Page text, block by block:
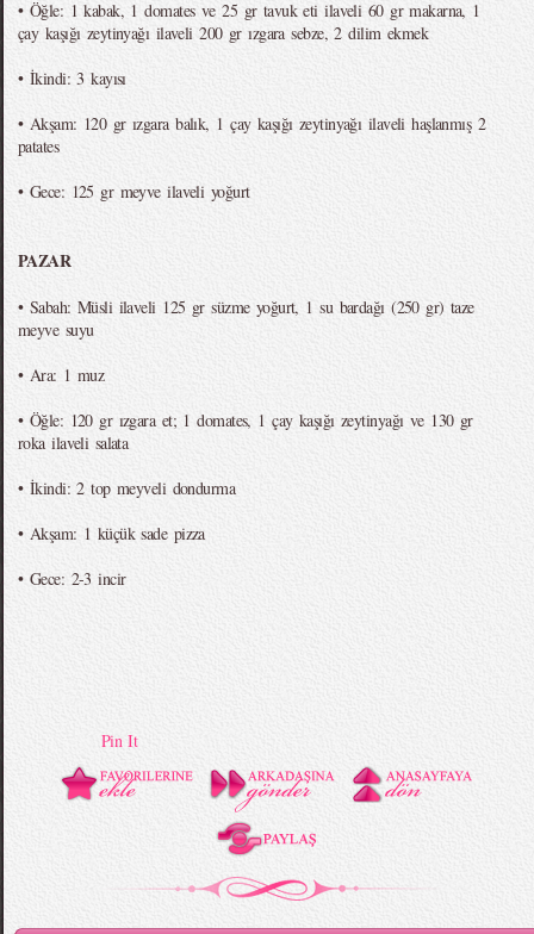
• Öğle: 1 kabak, 1 domates ve 25 gr tavuk eti ilaveli 60 gr makarna, 1
çay kaşığı zeytinyağı ilaveli 200 gr ızgara sebze, 2 dilim ekmek
• İkindi: 3 kayısı
• Akşam: 120 gr ızgara balık, 1 çay kaşığı zeytinyağı ilaveli haşlanmış 2
patates
• Gece: 125 gr meyve ilaveli yoğurt
PAZAR
• Sabah: Müsli ilaveli 125 gr süzme yoğurt, 1 su bardağı (250 gr) taze
meyve suyu
• Ara: 1 muz
• Öğle: 120 gr ızgara et; 1 domates, 1 çay kaşığı zeytinyağı ve 130 gr
roka ilaveli salata
• İkindi: 2 top meyveli dondurma
• Akşam: 1 küçük sade pizza
• Gece: 2-3 incir
Pin It